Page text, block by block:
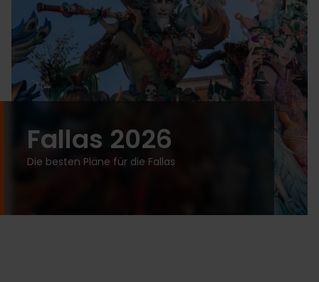
Fallas 2026
Die besten Pläne für die Fallas